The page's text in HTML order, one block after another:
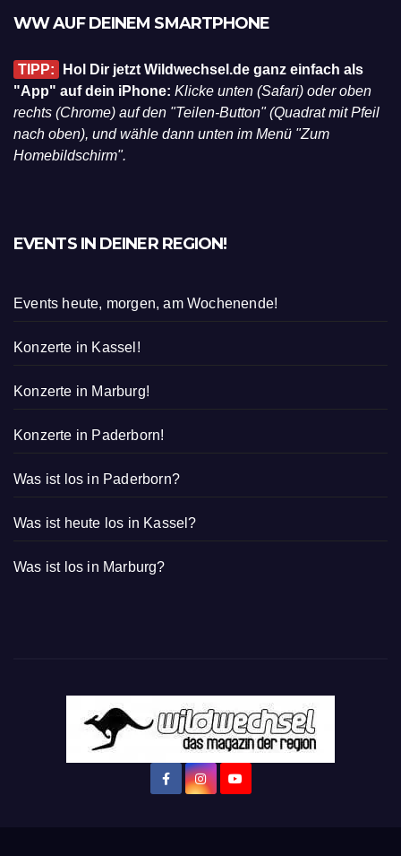
WW AUF DEINEM SMARTPHONE
TIPP:
Hol Dir jetzt Wildwechsel.de ganz einfach als
"App" auf dein iPhone: Klicke unten (Safari) oder oben
rechts (Chrome) auf den "Teilen-Button" (Quadrat mit Pfeil
nach oben), und wähle dann unten im Menü "Zum
Homebildschirm".
EVENTS IN DEINER REGION!
Events heute, morgen, am Wochenende!
Konzerte in Kassel!
Konzerte in Marburg!
Konzerte in Paderborn!
Was ist los in Paderborn?
Was ist heute los in Kassel?
Was ist los in Marburg?